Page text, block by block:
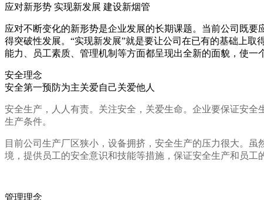
应对新形势 实现新发展 建设新烟管
应对不断变化的新形势是企业发展的长期课题。当前公司既
得突破性发展。“实现新发展”就是要让公司在已有的基础上
能力、员工素质、管理机制等方面都呈现出全新的面貌，使一
安全理念
安全第一预防为主关爱自己关爱他人
安全生产，人人有责。关注安全，关爱生命。企业要保证安
生产条件。
目前公司生产厂区狭小，设备拥挤，安全生产的压力很大。
境，提供员工的安全意识和技能等措施，保证安全生产和员工
管理理念